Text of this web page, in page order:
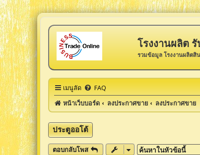
โรงงานผลิต
รวมข้อมูล โรงงานผลิตสิ
เมนูลัด FAQ
หน้าเว็บบอร์ด
ลงประกาศขาย ลงประกาศขาย
ประตูออโต้
ตอบกลับโพส